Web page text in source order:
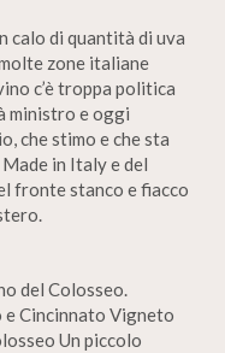
calo di quantità di uva
zone italiane
c’è troppa politica
ministro e oggi
che stimo e che sta
in Italy e del
fronte stanco e fiacco
del Colosseo.
e Cincinnato Vigneto
Un piccolo